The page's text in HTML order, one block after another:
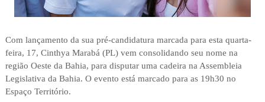
Com lançamento da sua pré-candidatura marcada para esta quarta-
feira, 17, Cinthya Marabá (PL) vem consolidando seu nome na
região Oeste da Bahia, para disputar uma cadeira na Assembleia
Legislativa da Bahia. O evento está marcado para as 19h30 no
Espaço Território.